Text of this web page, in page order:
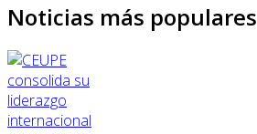
Noticias más populares